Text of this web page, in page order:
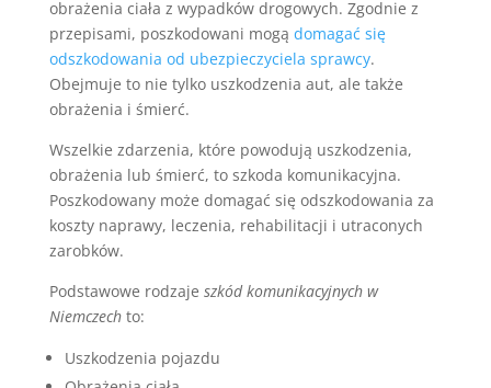
obrażenia ciała z wypadków drogowych. Zgodnie z
przepisami, poszkodowani mogą domagać się
odszkodowania od ubezpieczyciela sprawcy.
Obejmuje to nie tylko uszkodzenia aut, ale także
obrażenia i śmierć.
Wszelkie zdarzenia, które powodują uszkodzenia,
obrażenia lub śmierć, to szkoda komunikacyjna.
Poszkodowany może domagać się odszkodowania za
koszty naprawy, leczenia, rehabilitacji i utraconych
zarobków.
Podstawowe rodzaje szkód komunikacyjnych w
Niemczechto:
Uszkodzenia pojazdu